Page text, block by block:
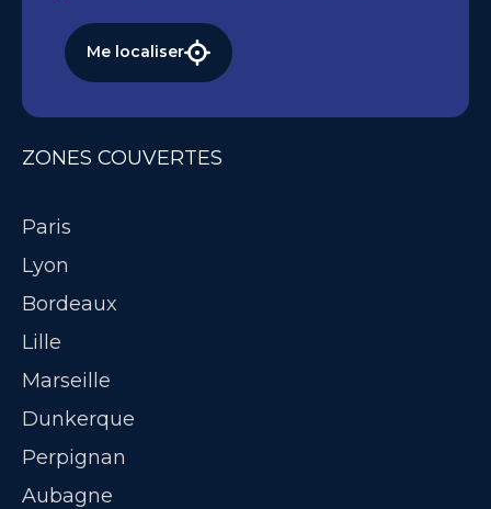
Me localiser
ZONES COUVERTES
Paris
Lyon
Bordeaux
Lille
Marseille
Dunkerque
Perpignan
Aubagne